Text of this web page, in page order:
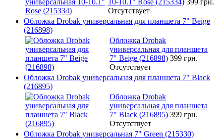
Отсутствует
Обложка Drobak универсальная для планшета 7" Beige
(216898)
Обложка Drobak
универсальная для планшета
7" Beige (216898) 399 грн.
Отсутствует
Обложка Drobak универсальная для планшета 7" Black
(216895)
Обложка Drobak
универсальная для планшета
7" Black (216895) 399 грн.
Отсутствует
Обложка Drobak универсальная 7" Green (215330)